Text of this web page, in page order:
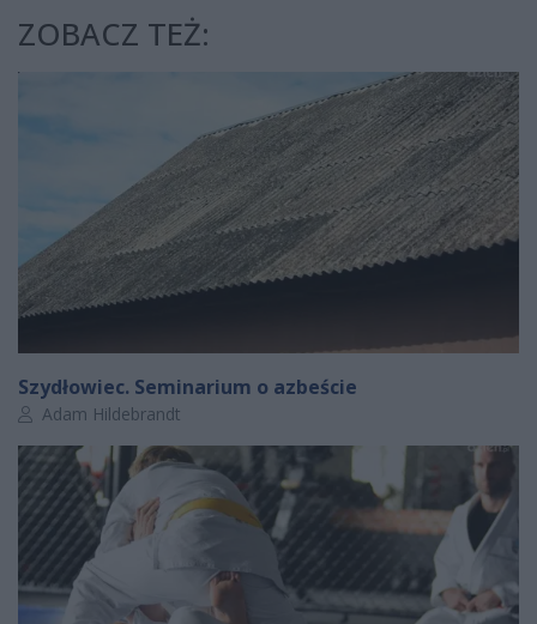
ZOBACZ TEŻ:
Szydłowiec. Seminarium o azbeście
Autor artykułu:
Adam Hildebrandt